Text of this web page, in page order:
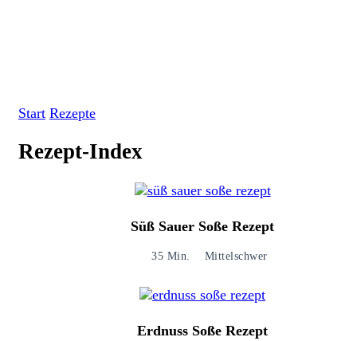
Start Rezepte
Rezept-Index
Süß Sauer Soße Rezept
35 Min. Mittelschwer
Erdnuss Soße Rezept